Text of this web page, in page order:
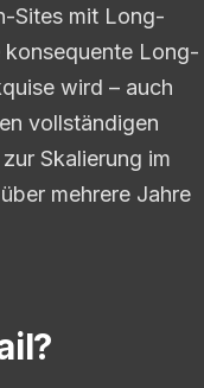
Sites mit Long-
Long-
wird – auch
vollständigen
Skalierung im
mehrere Jahre